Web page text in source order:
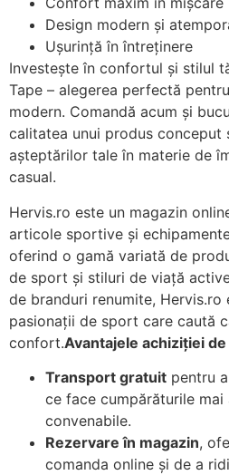
Design modern și
Ușurință în întreținere
Investește în confortul și stilul
Tape – alegerea perfectă
modern. Comandă acum și
calitatea unui produs conceput
așteptărilor tale în materie de
casual.
Hervis.ro este un magazin
articole sportive și
oferind o gamă variată de
de sport și stiluri de viață
de branduri renumite,
pasionații de sport care caută
confort.Avantajele achiziției
Transport gratuit pentru
ce face cumpărăturile mai
convenabile.
Rezervare în magazin,
comanda online și de a